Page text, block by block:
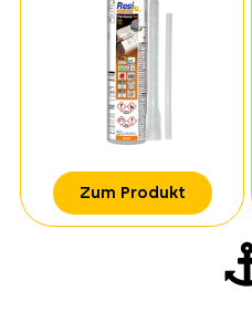
Zum Produkt